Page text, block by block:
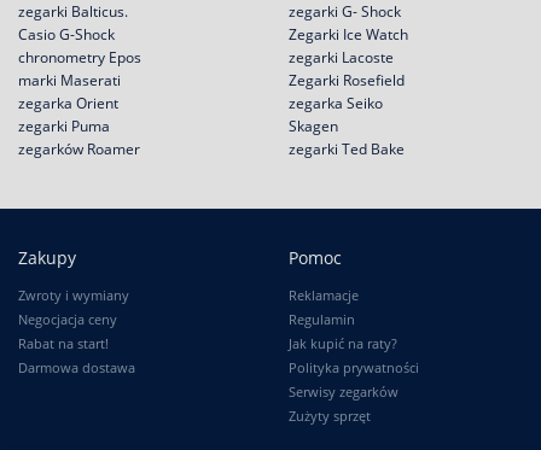
zegarki Balticus.
Casio G-Shock
chronometry Epos
zegarki G- Shock
Zegarki Ice Watch
zegarki Lacoste
marki Maserati
zegarka Orient
zegarki Puma
zegarków Roamer
Zegarki Rosefield
zegarka Seiko
Skagen
zegarki Ted Bake
Zakupy
Zwroty i wymiany
Negocjacja ceny
Rabat na start!
Darmowa dostawa
Pomoc
Reklamacje
Regulamin
Jak kupić na raty?
Polityka prywatności
Serwisy zegarków
Zużyty sprzęt